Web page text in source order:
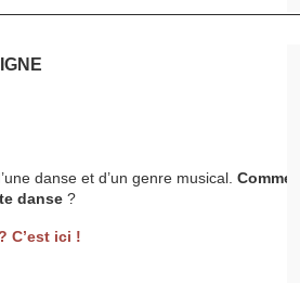
danse et d’un genre musical. Comment
danse ?
C’est ici !